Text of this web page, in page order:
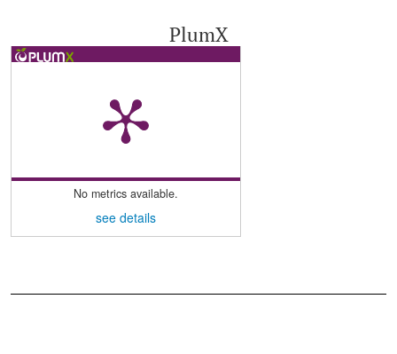
PlumX
No metrics available.
see details